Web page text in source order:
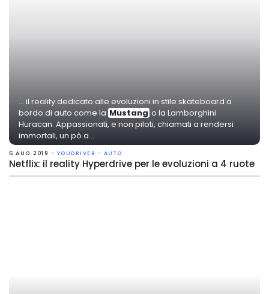
... il reality dedicato alle evoluzioni in stile skateboard a
bordo di auto come la Mustang o la Lamborghini
Huracan. Appassionati, e non piloti, chiamati a rendersi
immortali, un pò a...
6 AUG 2019 - YOUDRIVER - AUTO
Netflix: il reality Hyperdrive per le evoluzioni a 4 ruote